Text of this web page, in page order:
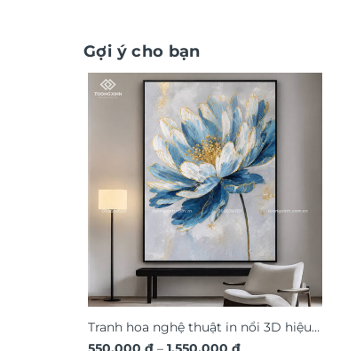
Gợi ý cho bạn
Tranh hoa nghệ thuật in nổi 3D hiệu